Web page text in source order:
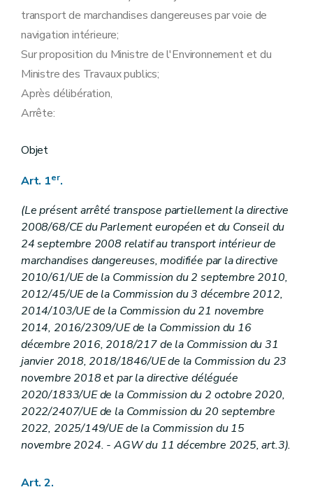
transport de marchandises dangereuses par voie de
navigation intérieure;
Sur proposition du Ministre de l'Environnement et du
Ministre des Travaux publics;
Après délibération,
Arrête:
Objet
Art. 1er.
(Le présent arrêté transpose partiellement la directive
2008/68/CE du Parlement européen et du Conseil du
24 septembre 2008 relatif au transport intérieur de
marchandises dangereuses, modifiée par la directive
2010/61/UE de la Commission du 2 septembre 2010,
2012/45/UE de la Commission du 3 décembre 2012,
2014/103/UE de la Commission du 21 novembre
2014, 2016/2309/UE de la Commission du 16
décembre 2016, 2018/217 de la Commission du 31
janvier 2018, 2018/1846/UE de la Commission du 23
novembre 2018 et par la directive déléguée
2020/1833/UE de la Commission du 2 octobre 2020,
2022/2407/UE de la Commission du 20 septembre
2022, 2025/149/UE de la Commission du 15
novembre 2024. - AGW du 11 décembre 2025, art.3).
Art. 2.